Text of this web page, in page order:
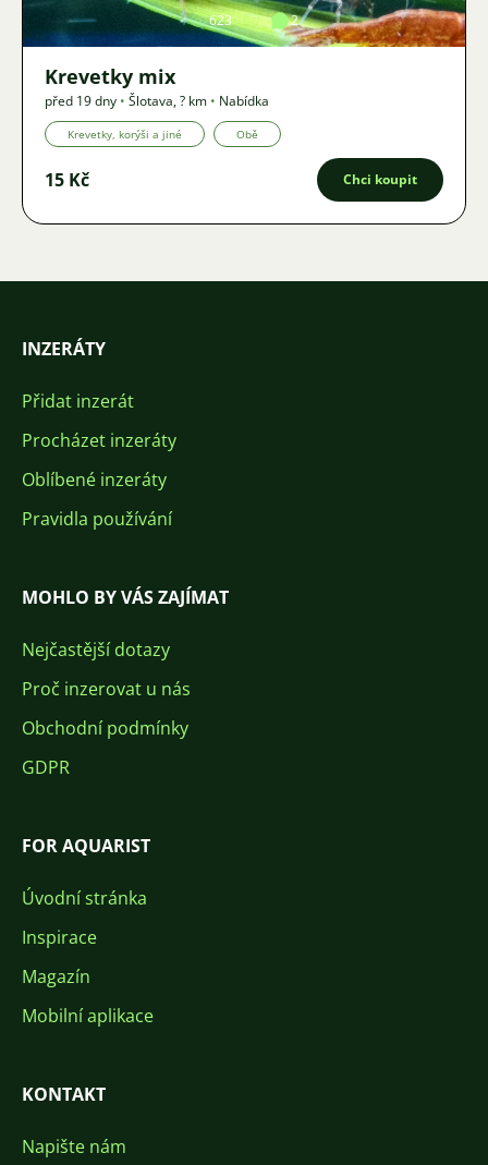
623 2
Krevetky mix
před 19 dny • Šlotava,? km • Nabídka
Krevetky, korýši a jiné Obě
15 Kč Chci koupit
INZERÁTY
Přidat inzerát
Procházet inzeráty
Oblíbené inzeráty
Pravidla používání
MOHLO BY VÁS ZAJÍMAT
Nejčastější dotazy
Proč inzerovat u nás
Obchodní podmínky
GDPR
FOR AQUARIST
Úvodní stránka
Inspirace
Magazín
Mobilní aplikace
KONTAKT
Napište nám